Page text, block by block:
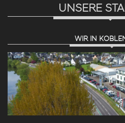
UNSERE
WIR IN